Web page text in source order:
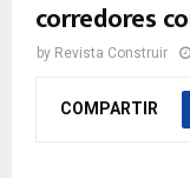
corredores
by Revista Construir
COMPARTIR